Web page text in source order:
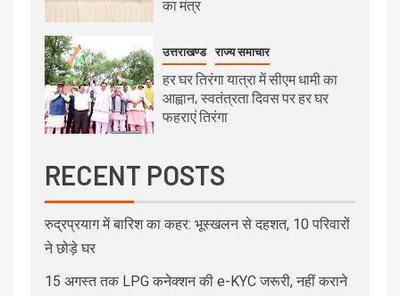
का मंत्र
उत्तराखण्ड राज्य समाचार
हर घर तिरंगा यात्रा में सीएम धामी का
आह्वान, स्वतंत्रता दिवस पर हर घर
फहराएं तिरंगा
RECENT POSTS
रुद्रप्रयाग में बारिश का कहर: भूस्खलन से दहशत, 10 परिवारों
ने छोड़े घर
15 अगस्त तक LPG कनेक्शन की e-KYC जरूरी, नहीं कराने